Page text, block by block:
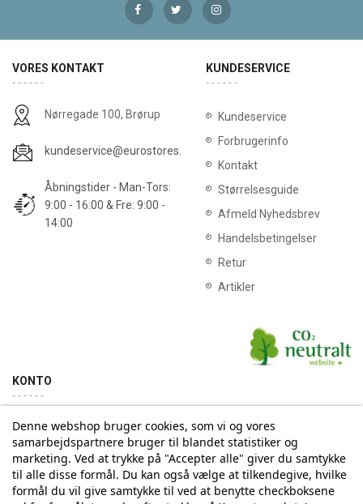
VORES KONTAKT
Nørregade 100, Brørup
kundeservice@eurostores.dk
Åbningstider - Man-Tors:
9:00 - 16:00 & Fre: 9:00 -
14:00
KUNDESERVICE
Kundeservice
Forbrugerinfo
Kontakt
Størrelsesguide
Afmeld Nyhedsbrev
Handelsbetingelser
Retur
Artikler
KONTO
Min konto Ordrehistorik
Tilmelding til Nyhedsbrev
Denne webshop bruger cookies, som vi og vores
samarbejdspartnere bruger til blandet statistiker og
marketing. Ved at trykke på "Accepter alle" giver du samtykke
til alle disse formål. Du kan også vælge at tilkendegive, hvilke
formål du vil give samtykke til ved at benytte checkboksene